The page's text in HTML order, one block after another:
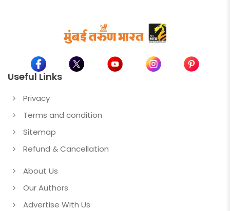
Useful Links
Privacy
Terms and condition
Sitemap
Refund & Cancellation
About Us
Our Authors
Advertise With Us